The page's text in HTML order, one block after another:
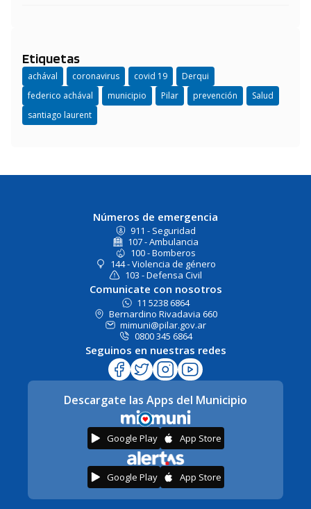
Etiquetas
achával coronavirus covid 19
Derqui
federico achával
municipio Pilar prevención
Salud
santiago laurent
Números de emergencia
911 - Seguridad
107 - Ambulancia
100 - Bomberos
144 - Violencia de género
103 - Defensa Civil
Comunicate con nosotros
11 5238 6864
Bernardino Rivadavia 660
mimuni@pilar.gov.ar
0800 345 6864
Seguinos en nuestras redes
Descargate las Apps del Municipio
Google Play App Store
Google Play App Store